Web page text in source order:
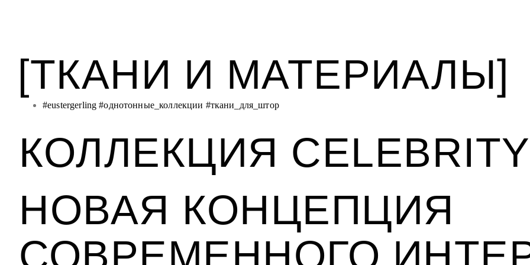
[ТКАНИ И МАТЕРИАЛЫ]
#eustergerling #однотонные_коллекции #ткани_для_штор
КОЛЛЕКЦИЯ CELEBRITY
НОВАЯ КОНЦЕПЦИЯ
СОВРЕМЕННОГО